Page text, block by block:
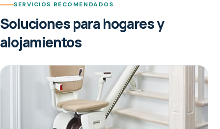
SERVICIOS RECOMENDADOS
Soluciones para hogares y
alojamientos